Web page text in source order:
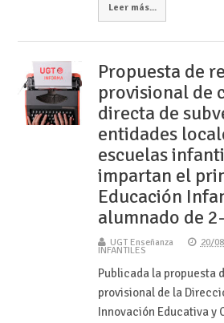
Leer más...
Propuesta de
provisional de
directa de
entidades
escuelas
impartan el
Educación
alumnado de
UGT Enseñanza 20/
INFANTILES
Publicada la propuesta
provisional de la
Innovación Educativa y